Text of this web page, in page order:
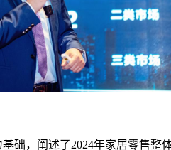
，阐述了2024年家居零售整